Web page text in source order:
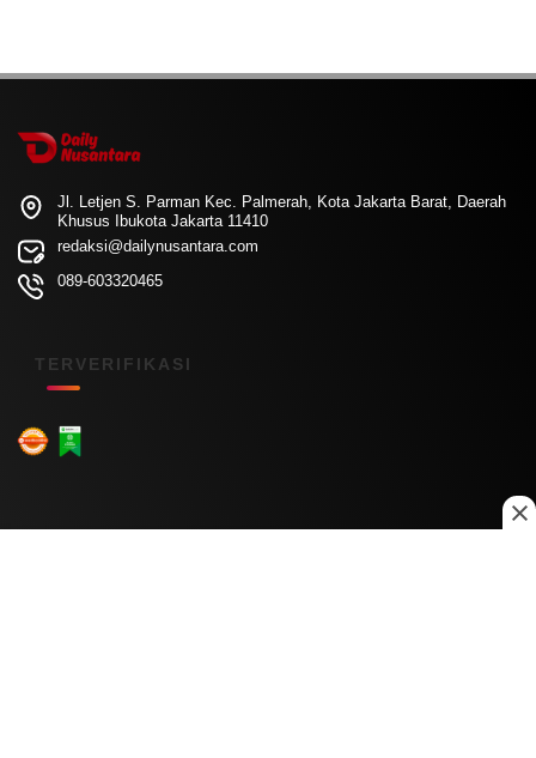
Jl. Letjen S. Parman Kec. Palmerah, Kota Jakarta Barat, Daerah
Khusus Ibukota Jakarta 11410
redaksi@dailynusantara.com
089-603320465
TERVERIFIKASI